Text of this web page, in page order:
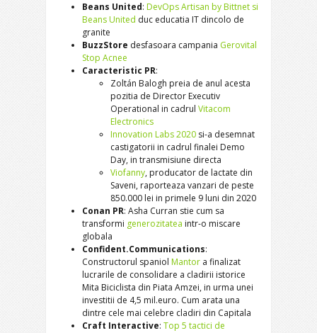
Beans United: DevOps Artisan by Bittnet si
Beans United duc educatia IT dincolo de
granite
BuzzStore desfasoara campania Gerovital
Stop Acnee
Caracteristic PR:
Zoltán Balogh preia de anul acesta
pozitia de Director Executiv
Operational in cadrul Vitacom
Electronics
Innovation Labs 2020 si-a desemnat
castigatorii in cadrul finalei Demo
Day, in transmisiune directa
Viofanny, producator de lactate din
Saveni, raporteaza vanzari de peste
850.000 lei in primele 9 luni din 2020
Conan PR: Asha Curran stie cum sa
transformi generozitatea intr-o miscare
globala
Confident.Communications:
Constructorul spaniol Mantor a finalizat
lucrarile de consolidare a cladirii istorice
Mita Biciclista din Piata Amzei, in urma unei
investitii de 4,5 mil.euro. Cum arata una
dintre cele mai celebre cladiri din Capitala
Craft Interactive: Top 5 tactici de